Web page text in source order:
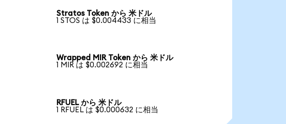
Stratos Token から 米ドル
1 STOS は $0.004433 に相当
Wrapped MIR Token から 米ドル
1 MIR は $0.002692 に相当
RFUEL から 米ドル
1 RFUEL は $0.000632 に相当